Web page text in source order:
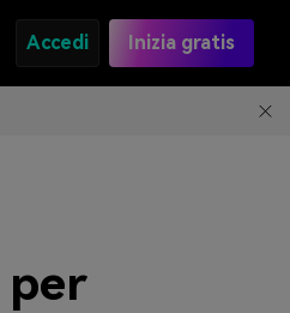
Accedi Inizia gratis